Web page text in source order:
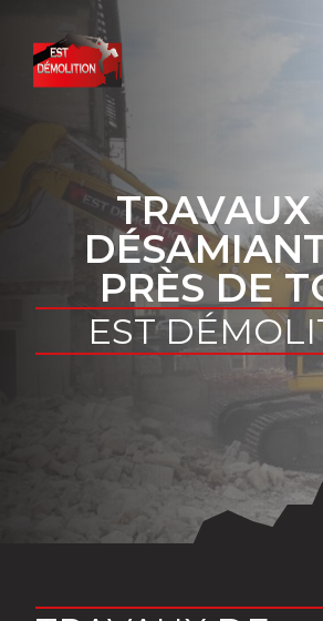
TRAVAUX
PRÈS DE
EST
Panneau de gestion des cookies